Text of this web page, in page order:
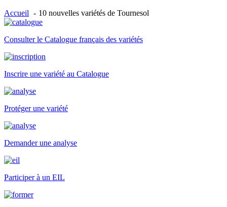
Accueil 10 nouvelles variétés de Tournesol
Consulter le Catalogue français des variétés
Inscrire une variété au Catalogue
Protéger une variété
Demander une analyse
Participer à un EIL